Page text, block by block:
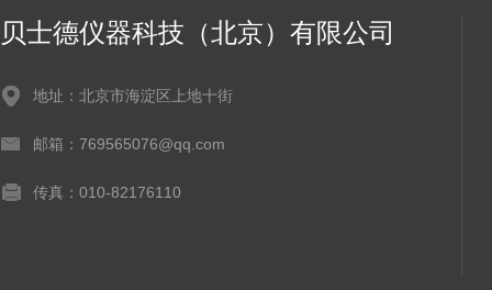
贝士德仪器科技（北京）有限公司
地址：北京市海淀区上地十街
邮箱：769565076@qq.com
传真：010-82176110